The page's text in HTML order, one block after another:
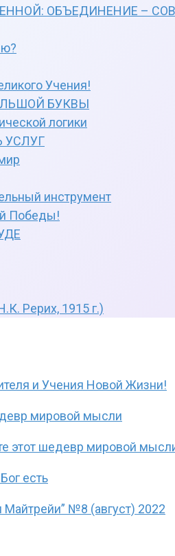
ОБЪЕДИНЕНИЕ –
Учения!
БУКВЫ
логики
УСЛУГ
инструмент
Победы!
Рерих, 1915 г.)
и Учения Новой Жизни!
мировой мысли
этот шедевр мировой
есть
Майтрейи” №8 (август) 2022